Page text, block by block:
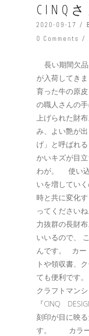
CINQ
2020-09-17
0 Comments
長い期間欠品
が入荷して
育った牛の原
の職人さんの
上げられた財
み、よい艶が
げ」と呼ばれ
かいキズが目
わが。 使い込
いを増してい
時と共に変化
ってくださ
力抜群の長財
いいるので、
んです。 カー
トや領収書、
ても便利です
クラフトマン
『CINQ
刻印が目に映
す。 カラー